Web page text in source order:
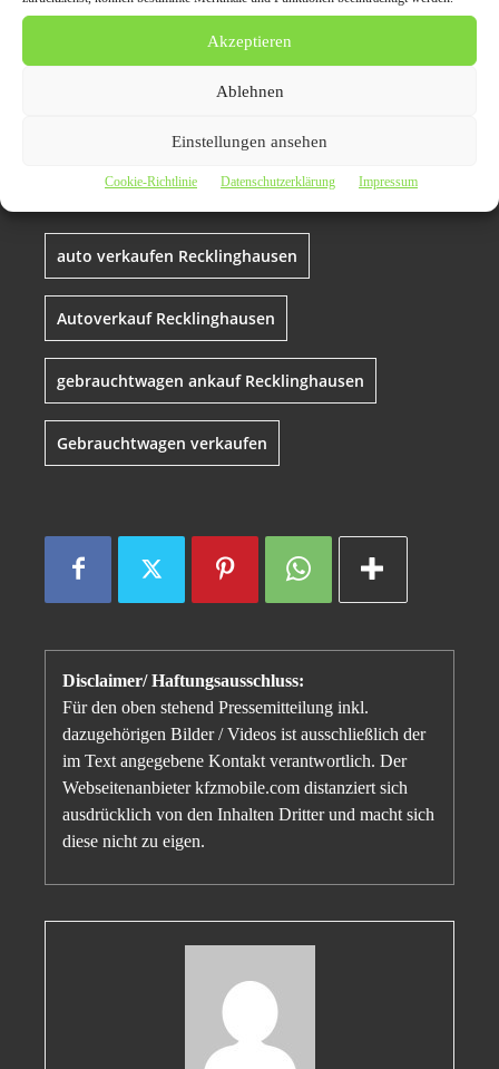
Akzeptieren
Ablehnen
Einstellungen ansehen
Cookie-Richtlinie Datenschutzerklärung Impressum
Gebrauchtwagen Ankauf
Recklinghausen – so
funktioniert der
Autoverkauf im regionalen
Markt
auto verkaufen Recklinghausen
Autoverkauf Recklinghausen
gebrauchtwagen ankauf Recklinghausen
Gebrauchtwagen verkaufen
Disclaimer/ Haftungsausschluss:
Für den oben stehend Pressemitteilung inkl.
dazugehörigen Bilder / Videos ist ausschließlich der
im Text angegebene Kontakt verantwortlich. Der
Webseitenanbieter kfzmobile.com distanziert sich
ausdrücklich von den Inhalten Dritter und macht sich
diese nicht zu eigen.